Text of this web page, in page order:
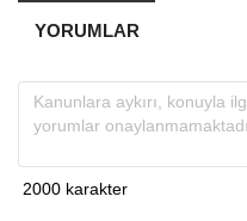
YORUMLAR